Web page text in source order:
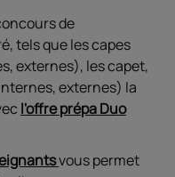
de
tels que les capes
externes), les capet,
externes) la
l'offre prépa Duo
vous permet